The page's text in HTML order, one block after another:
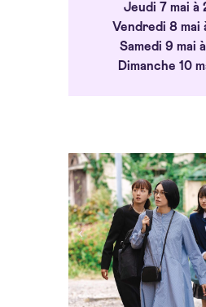
Jeudi 7 mai à
Vendredi 8 mai
Samedi 9 mai
Dimanche 10